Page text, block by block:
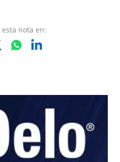
esta nota en: